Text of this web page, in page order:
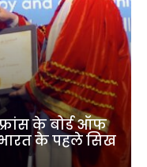
फ्रांस के बोर्ड ऑफ
भारत के पहले सिख